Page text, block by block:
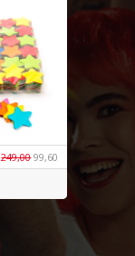
249,00 99,60